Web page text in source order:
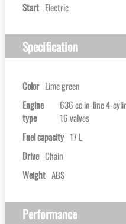
Start Electric
Specification
Color Lime green
Engine
type
636 cc in-line 4-
16 valves
Fuel capacity 17 L
Drive Chain
Weight ABS
Performance